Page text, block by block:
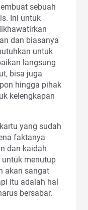
sebuah
Ini untuk
dan biasanya
untuk
langsung
bisa juga
hingga pihak
kelengkapan
yang sudah
faktanya
dan kaidah
menutup
akan sangat
itu adalah hal
bersabar.